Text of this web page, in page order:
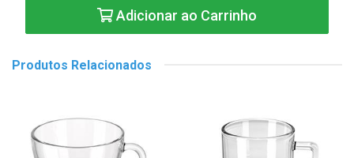
Adicionar ao Carrinho
Produtos Relacionados